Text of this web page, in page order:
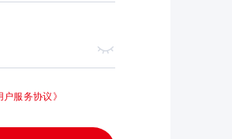
户服务协议》